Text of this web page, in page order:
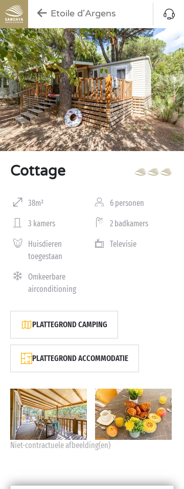
Etoile d'Argens
Cottage
38m² 6 personen
3 kamers 2 badkamers
Huisdieren
toegestaan
Televisie
Omkeerbare
airconditioning
PLATTEGROND CAMPING
PLATTEGROND ACCOMMODATIE
Niet-contractuele afbeelding(en)